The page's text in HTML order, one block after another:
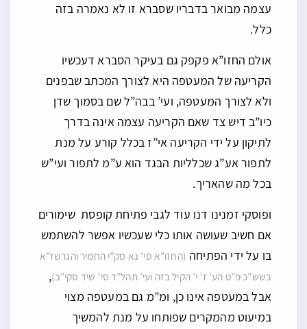
עצמה מבואר בדבריו שסברא זו לא נאמרה בזה
כלל.
אולם החזו”א פקפק גם בעיקר הסברא דעכשיו
הקריעה של המעטפה היא לצורך המכתב שבפנים
ולא לצורך המעטפה, ועי’ בבה”ל שם בסמוך שדן
כיו”ב דיש צד שאם הקריעה עצמה אינה בדרך
לתיקון על ידי הקריעה אי”ז בכלל קורע על מנת
לתפור אע”ג שכלליות הבגד הוא ע”מ לתפור ועי”ש
בכל מה שהאריך.
ופוסקי זמנינו דנו עוד לגבי פתיחת קופסת שימורים
אם חשיב שעושה אותו כלי שעכשיו אפשר להשתמש
בו על ידי הפתיחה (החזו”א סי’ נא סק”י החמיר והגרשז”א
בשש”כ פ”ט הע’ ז’ י’ הקיל בזה ועי’ תהל”ד סי’ שיד סקי”ב),
אבל במעטפה אינו כן, ומ”מ גם במעטפה מצוי
במיעוט מהמקרים שפותחו על מנת להמשיך